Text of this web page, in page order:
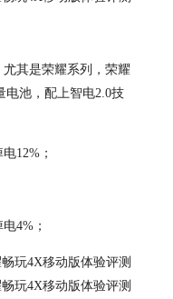
其是荣耀系列，荣耀
电池，配上智电2.0技
12%；
4%；